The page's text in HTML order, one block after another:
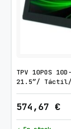
TPV 10POS
21.5″/
574,67 €